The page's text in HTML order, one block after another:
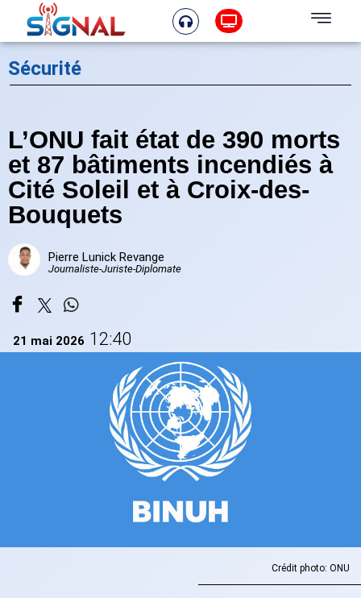
Sécurité
L’ONU fait état de 390 morts
et 87 bâtiments incendiés à
Cité Soleil et à Croix-des-
Bouquets
Pierre Lunick Revange
Journaliste-Juriste-Diplomate
21 mai 2026 12:40
Crédit photo: ONU